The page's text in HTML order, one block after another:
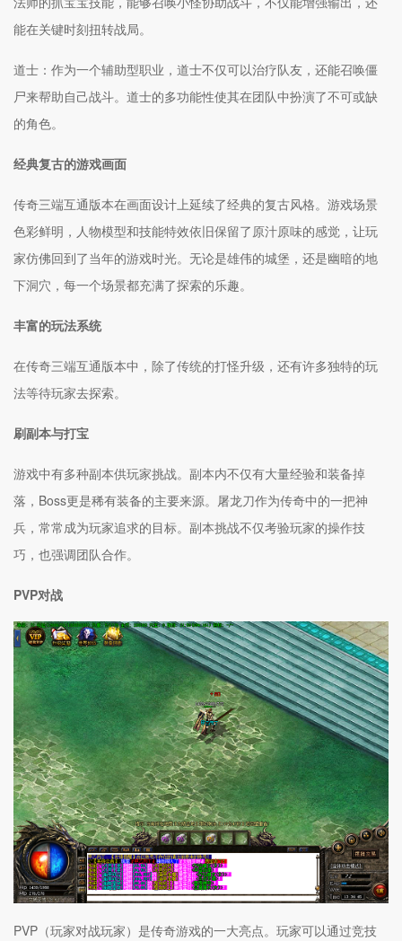
能在关键时刻扭转战局。
道士：作为一个辅助型职业，道士不仅可以治疗队友，还能召唤僵
尸来帮助自己战斗。道士的多功能性使其在团队中扮演了不可或缺
的角色。
经典复古的游戏画面
传奇三端互通版本在画面设计上延续了经典的复古风格。游戏场景
色彩鲜明，人物模型和技能特效依旧保留了原汁原味的感觉，让玩
家仿佛回到了当年的游戏时光。无论是雄伟的城堡，还是幽暗的地
下洞穴，每一个场景都充满了探索的乐趣。
丰富的玩法系统
在传奇三端互通版本中，除了传统的打怪升级，还有许多独特的玩
法等待玩家去探索。
刷副本与打宝
游戏中有多种副本供玩家挑战。副本内不仅有大量经验和装备掉
落，Boss更是稀有装备的主要来源。屠龙刀作为传奇中的一把神
兵，常常成为玩家追求的目标。副本挑战不仅考验玩家的操作技
巧，也强调团队合作。
PVP对战
PVP（玩家对战玩家）是传奇游戏的一大亮点。玩家可以通过竞技